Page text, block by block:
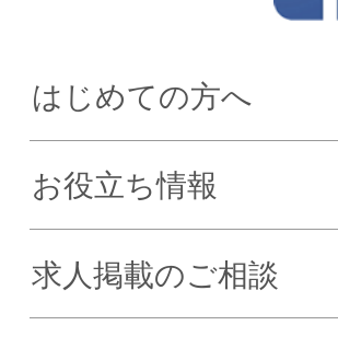
はじめての方へ
お役立ち情報
求人掲載のご相談